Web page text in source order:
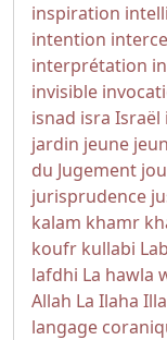
inspiration
intention
interprétation
invisible
isnad isra Israël
jardin jeune
du Jugement
jurisprudence
kalam khamr
koufr kullabi
lafdhi La hawla
Allah La Ilaha
langage